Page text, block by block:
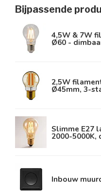
Bijpassende
4,5W & 7W
Ø60 -
2,5W
Ø45mm, 3-
Slimme E27
2000-
Inbouw